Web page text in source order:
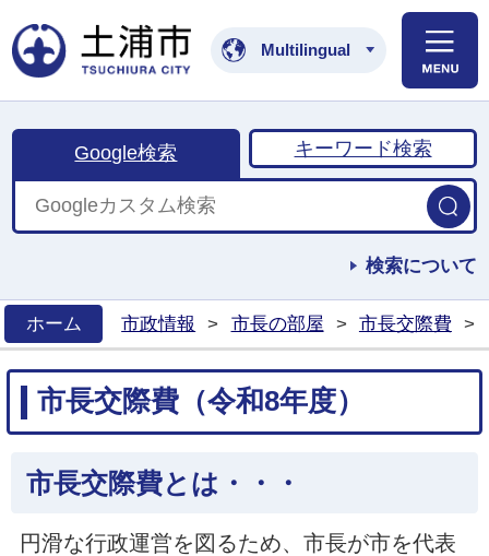
土浦市公式ホームペ
Multilingual
Google検索 キーワード検索
検索について
ホーム
市政情報 > 市長の部屋 > 市長交際費 >
市長交際費（令和8年度）
市長交際費とは・・・
円滑な行政運営を図るため、市長が市を代表